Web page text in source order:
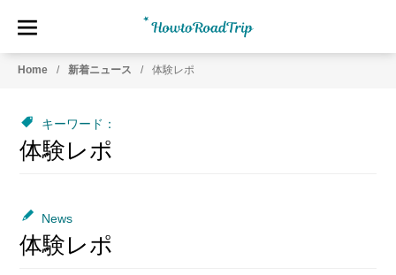
HowtoRoadTrip.com
Home 新着ニュース 体験レポ
キーワード：
体験レポ
News
体験レポ